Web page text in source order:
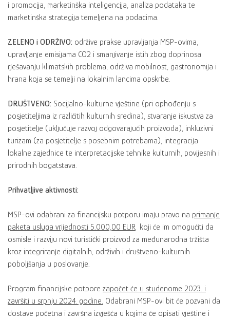
i promocija, marketinška inteligencija, analiza podataka te
marketinška strategija temeljena na podacima.
ZELENO i ODRŽIVO: održive prakse upravljanja MSP-ovima,
upravljanje emisijama CO2 i smanjivanje istih zbog doprinosa
rješavanju klimatskih problema, održiva mobilnost, gastronomija i
hrana koja se temelji na lokalnim lancima opskrbe.
DRUŠTVENO: Socijalno-kulturne vještine (pri ophođenju s
posjetiteljima iz različitih kulturnih sredina), stvaranje iskustva za
posjetitelje (uključuje razvoj odgovarajućih proizvoda), inkluzivni
turizam (za posjetitelje s posebnim potrebama), integracija
lokalne zajednice te interpretacijske tehnike kulturnih, povijesnih i
prirodnih bogatstava.
Prihvatljive aktivnosti:
MSP-ovi odabrani za financijsku potporu imaju pravo na primanje
paketa usluga vrijednosti 5.000,00 EURkoji će im omogućiti da
osmisle i razviju novi turistički proizvod za međunarodna tržišta
kroz integriranje digitalnih, održivih i društveno-kulturnih
poboljšanja u poslovanje.
Program financijske potpore započet će u studenome 2023. i
završiti u srpnju 2024. godine. Odabrani MSP-ovi bit će pozvani da
dostave početna i završna izvješća u kojima će opisati vještine i